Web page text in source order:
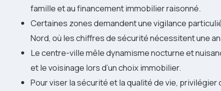
famille et au financement immobilier raisonné.
Certaines zones demandent une vigilance
Nord, où les chiffres de sécurité nécessitent une
Le centre-ville mêle dynamisme nocturne et
et le voisinage lors d’un choix immobilier.
Pour viser la sécurité et la qualité de vie,